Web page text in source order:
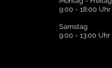
9:00 - 18:00 Uhr
Samstag
9:00 - 13:00 Uhr